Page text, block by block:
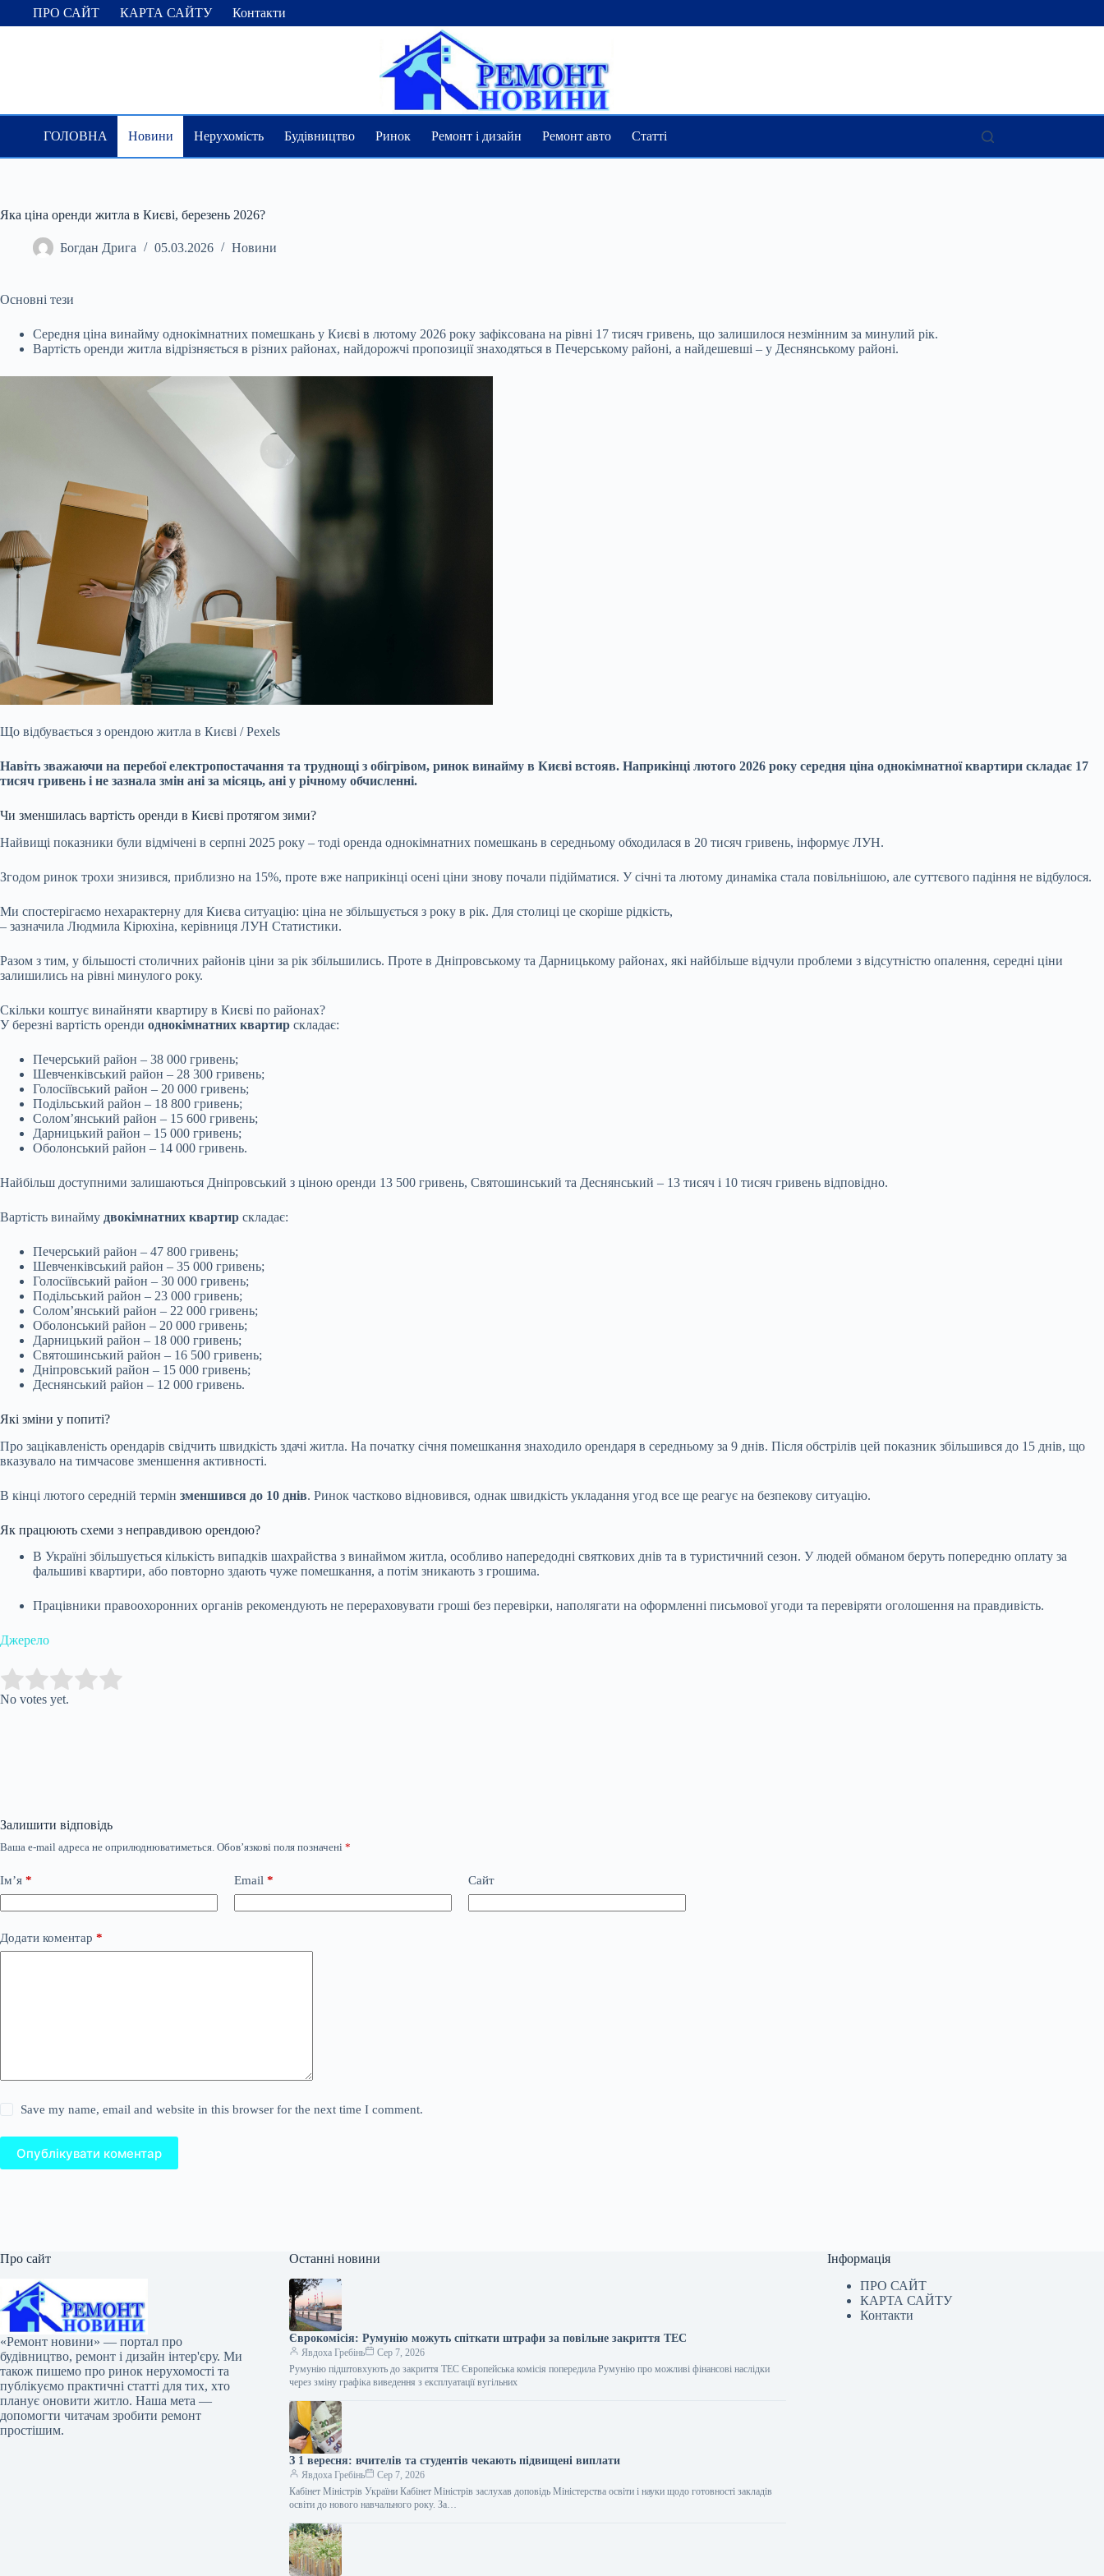
ПерейтиПРО САЙТ КАРТА САЙТУ Контакти
ГОЛОВНА Новини Нерухомість Будівництво Ринок Ремонт і дизайн Ремонт авто Статті
Яка ціна оренди житла в Києві, березень 2026?
Богдан Дрига 05.03.2026 Новини
Основні тези
Середня ціна винайму однокімнатних помешкань у Києві в лютому 2026 року зафіксована на рівні 17 тисяч гривень, що залишилося незмінним за минулий рік.
Вартість оренди житла відрізняється в різних районах, найдорожчі пропозиції знаходяться в Печерському районі, а найдешевші – у Деснянському районі.
Що відбувається з орендою житла в Києві / Pexels
Навіть зважаючи на перебої електропостачання та труднощі з обігрівом, ринок винайму в Києві встояв. Наприкінці лютого 2026 року середня ціна однокімнатної квартири складає 17
тисяч гривень і не зазнала змін ані за місяць, ані у річному обчисленні.
Чи зменшилась вартість оренди в Києві протягом зими?
Найвищі показники були відмічені в серпні 2025 року – тоді оренда однокімнатних помешкань в середньому обходилася в 20 тисяч гривень, інформує ЛУН.
Згодом ринок трохи знизився, приблизно на 15%, проте вже наприкінці осені ціни знову почали підійматися. У січні та лютому динаміка стала повільнішою, але суттєвого падіння не відбулося.
Ми спостерігаємо нехарактерну для Києва ситуацію: ціна не збільшується з року в рік. Для столиці це скоріше рідкість,
– зазначила Людмила Кірюхіна, керівниця ЛУН Статистики.
Разом з тим, у більшості столичних районів ціни за рік збільшились. Проте в Дніпровському та Дарницькому районах, які найбільше відчули проблеми з відсутністю опалення, середні ціни
залишились на рівні минулого року.
Скільки коштує винайняти квартиру в Києві по районах?
У березні вартість оренди однокімнатних квартир складає:
Печерський район – 38 000 гривень;
Шевченківський район – 28 300 гривень;
Голосіївський район – 20 000 гривень;
Подільський район – 18 800 гривень;
Солом’янський район – 15 600 гривень;
Дарницький район – 15 000 гривень;
Оболонський район – 14 000 гривень.
Найбільш доступними залишаються Дніпровський з ціною оренди 13 500 гривень, Святошинський та Деснянський – 13 тисяч і 10 тисяч гривень відповідно.
Вартість винайму двокімнатних квартир складає:
Печерський район – 47 800 гривень;
Шевченківський район – 35 000 гривень;
Голосіївський район – 30 000 гривень;
Подільський район – 23 000 гривень;
Солом’янський район – 22 000 гривень;
Оболонський район – 20 000 гривень;
Дарницький район – 18 000 гривень;
Святошинський район – 16 500 гривень;
Дніпровський район – 15 000 гривень;
Деснянський район – 12 000 гривень.
Які зміни у попиті?
Про зацікавленість орендарів свідчить швидкість здачі житла. На початку січня помешкання знаходило орендаря в середньому за 9 днів. Після обстрілів цей показник збільшився до 15 днів, що
вказувало на тимчасове зменшення активності.
В кінці лютого середній термін зменшився до 10 днів. Ринок частково відновився, однак швидкість укладання угод все ще реагує на безпекову ситуацію.
Як працюють схеми з неправдивою орендою?
В Україні збільшується кількість випадків шахрайства з винаймом житла, особливо напередодні святкових днів та в туристичний сезон. У людей обманом беруть попередню оплату за
фальшиві квартири, або повторно здають чуже помешкання, а потім зникають з грошима.
Працівники правоохоронних органів рекомендують не перераховувати гроші без перевірки, наполягати на оформленні письмової угоди та перевіряти оголошення на правдивість.
Джерело
Rate this item:
No votes yet.
Залишити відповідь
Ваша e-mail адреса не оприлюднюватиметься. Обов’язкові поля позначені *
Ім’я * Email * Сайт
Додати коментар *
Save my name, email and website in this browser for the next time I comment.
Опублікувати коментар
Про сайт
«Ремонт новини» — портал про
будівництво, ремонт і дизайн інтер'єру. Ми
також пишемо про ринок нерухомості та
публікуємо практичні статті для тих, хто
планує оновити житло. Наша мета —
допомогти читачам зробити ремонт
простішим.
Останні новини
Єврокомісія: Румунію можуть спіткати штрафи за повільне закриття ТЕС
Явдоха Гребінь
Сер 7, 2026
Румунію підштовхують до закриття ТЕС Європейська комісія попередила Румунію про можливі фінансові наслідки
через зміну графіка виведення з експлуатації вугільних
З 1 вересня: вчителів та студентів чекають підвищені виплати
Явдоха Гребінь
Сер 7, 2026
Кабінет Міністрів України Кабінет Міністрів заслухав доповідь Міністерства освіти і науки щодо готовності закладів
освіти до нового навчального року. За…
Інформація
ПРО САЙТ
КАРТА САЙТУ
Контакти